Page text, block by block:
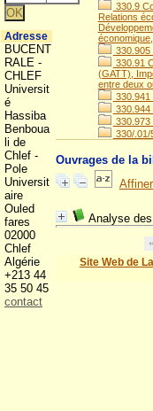
330.9
Relations
330.905
330.91
(GATT),
entre deux
330.941
330.944
330.973
330/.01/
Ouvrages de la
Analyse
Site Web de
Adresse
BUCENT
RALE -
CHLEF
Universit
é
Hassiba
Benboua
li de
Chlef -
Pole
Universit
aire
Ouled
fares
02000
Chlef
Algérie
+213 44
35 50 45
contact